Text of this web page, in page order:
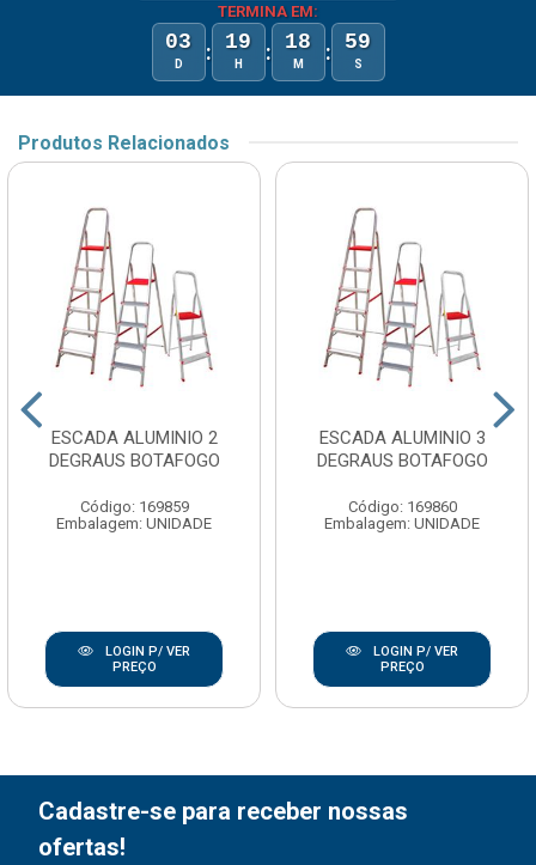
TERMINA EM:
03
D : 19
H : 18
M : 59
S
Produtos Relacionados
ESCADA ALUMINIO 2
DEGRAUS BOTAFOGO
Código: 169859
Embalagem: UNIDADE
LOGIN P/ VER
PREÇO
ESCADA ALUMINIO 3
DEGRAUS BOTAFOGO
Código: 169860
Embalagem: UNIDADE
LOGIN P/ VER
PREÇO
Cadastre-se para receber nossas
ofertas!